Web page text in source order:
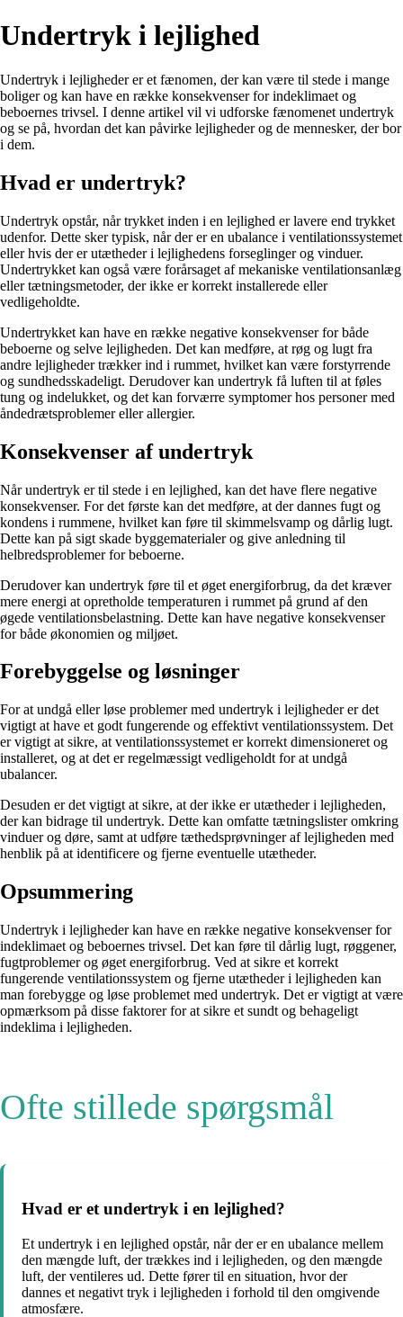
Undertryk i lejlighed
Undertryk i lejligheder er et fænomen, der kan være til stede i mange
boliger og kan have en række konsekvenser for indeklimaet og
beboernes trivsel. I denne artikel vil vi udforske fænomenet undertryk
og se på, hvordan det kan påvirke lejligheder og de mennesker, der bor
i dem.
Hvad er undertryk?
Undertryk opstår, når trykket inden i en lejlighed er lavere end trykket
udenfor. Dette sker typisk, når der er en ubalance i ventilationssystemet
eller hvis der er utætheder i lejlighedens forseglinger og vinduer.
Undertrykket kan også være forårsaget af mekaniske ventilationsanlæg
eller tætningsmetoder, der ikke er korrekt installerede eller
vedligeholdte.
Undertrykket kan have en række negative konsekvenser for både
beboerne og selve lejligheden. Det kan medføre, at røg og lugt fra
andre lejligheder trækker ind i rummet, hvilket kan være forstyrrende
og sundhedsskadeligt. Derudover kan undertryk få luften til at føles
tung og indelukket, og det kan forværre symptomer hos personer med
åndedrætsproblemer eller allergier.
Konsekvenser af undertryk
Når undertryk er til stede i en lejlighed, kan det have flere negative
konsekvenser. For det første kan det medføre, at der dannes fugt og
kondens i rummene, hvilket kan føre til skimmelsvamp og dårlig lugt.
Dette kan på sigt skade byggematerialer og give anledning til
helbredsproblemer for beboerne.
Derudover kan undertryk føre til et øget energiforbrug, da det kræver
mere energi at opretholde temperaturen i rummet på grund af den
øgede ventilationsbelastning. Dette kan have negative konsekvenser
for både økonomien og miljøet.
Forebyggelse og løsninger
For at undgå eller løse problemer med undertryk i lejligheder er det
vigtigt at have et godt fungerende og effektivt ventilationssystem. Det
er vigtigt at sikre, at ventilationssystemet er korrekt dimensioneret og
installeret, og at det er regelmæssigt vedligeholdt for at undgå
ubalancer.
Desuden er det vigtigt at sikre, at der ikke er utætheder i lejligheden,
der kan bidrage til undertryk. Dette kan omfatte tætningslister omkring
vinduer og døre, samt at udføre tæthedsprøvninger af lejligheden med
henblik på at identificere og fjerne eventuelle utætheder.
Opsummering
Undertryk i lejligheder kan have en række negative konsekvenser for
indeklimaet og beboernes trivsel. Det kan føre til dårlig lugt, røggener,
fugtproblemer og øget energiforbrug. Ved at sikre et korrekt
fungerende ventilationssystem og fjerne utætheder i lejligheden kan
man forebygge og løse problemet med undertryk. Det er vigtigt at være
opmærksom på disse faktorer for at sikre et sundt og behageligt
indeklima i lejligheden.
Ofte stillede spørgsmål
Hvad er et undertryk i en lejlighed?
Et undertryk i en lejlighed opstår, når der er en ubalance mellem
den mængde luft, der trækkes ind i lejligheden, og den mængde
luft, der ventileres ud. Dette fører til en situation, hvor der
dannes et negativt tryk i lejligheden i forhold til den omgivende
atmosfære.